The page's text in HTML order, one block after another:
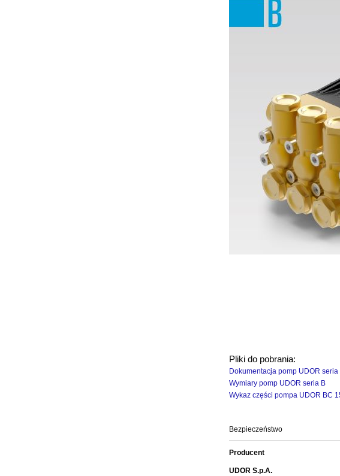
Pliki do pobrania:
Dokumentacja pomp UDOR seria
Wymiary pomp UDOR seria B
Wykaz części pompa UDOR BC
Bezpieczeństwo
Producent
UDOR S.p.A.